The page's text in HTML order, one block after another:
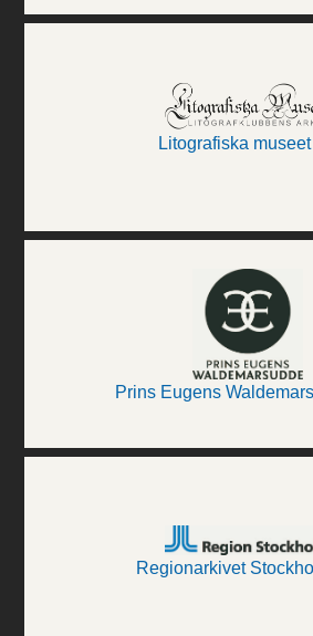
Litografiska museet
Prins Eugens
Regionarkivet